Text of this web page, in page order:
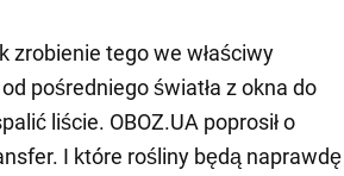
zrobienie tego we właściwy
pośredniego światła z okna do
liście. OBOZ.UA poprosił o
I które rośliny będą naprawdę